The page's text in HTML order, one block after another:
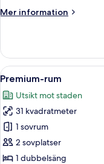
-
utsikt
mot
staden
Mer information
Mer
rum
3
-
rökare
utsikt
mot
staden
Öppna
alla
foton
för
Premium-
rum
6
Premium-rum
Utsikt mot staden
31 kvadratmeter
1 sovrum
2 sovplatser
1 dubbelsäng